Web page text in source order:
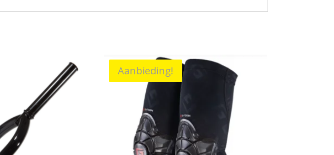
Aanbieding!